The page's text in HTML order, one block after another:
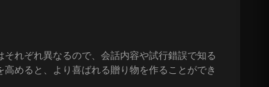
れぞれ異なるので、会話内容や試行錯誤で知る
めると、より喜ばれる贈り物を作ることができ